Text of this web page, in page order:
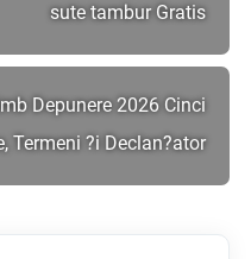
sute tambur Gratis
Depunere 2026 Cinci
Termeni ?i Declan?ator